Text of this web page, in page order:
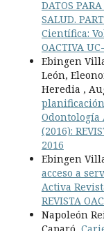
DATOS
SALUD.
Científica:
OACTIVA
Ebingen
León,
Heredia ,
Odontología
(2016):
2016
Ebingen
acceso a
Activa
REVISTA
Napoleón